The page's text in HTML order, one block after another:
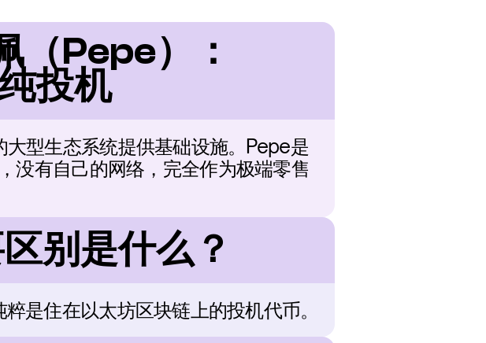
Pepe）：
投机
型生态系统提供基础设施。Pepe是
没有自己的网络，完全作为极端零售
别是什么？
是住在以太坊区块链上的投机代币。